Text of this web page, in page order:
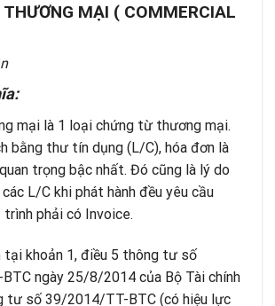
MẠI ( COMMERCIAL
mại là 1 loại chứng từ thương mại.
bằng thư tín dụng (L/C), hóa đơn là
trọng bậc nhất. Đó cũng là lý do
L/C khi phát hành đều yêu cầu
phải có Invoice.
tại khoản 1, điều 5 thông tư số
ngày 25/8/2014 của Bộ Tài chính
tư số 39/2014/TT-BTC (có hiệu lực